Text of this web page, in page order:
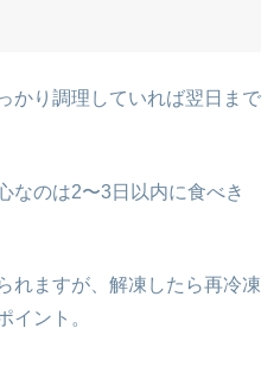
かり調理していれば翌日まで
なのは2〜3日以内に食べき
れますが、解凍したら再冷凍
イント。